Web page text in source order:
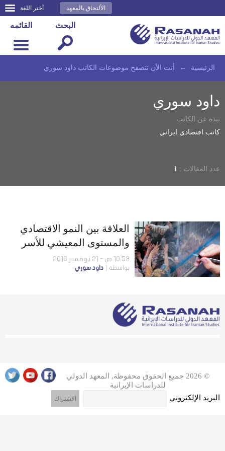
أختر اللغة الألتحاق بالمعهد
القائمه البحث
الرئيسية ← أنت الأن تتصفح موضوعات الكاتب داود سوري
داود سوري
نبذة عن الكاتب
كاتب اقتصادي ايراني
عدد المقالات : 1
العلاقة بين النمو الاقتصادي
والمستوى المعيشي للأسر
الإيرانية
10:53 ص - 21 نوفمبر 2016
بواسطة داود سوري
البريد الإلكتروني
© 2026 جميع الحقوق محفوظة, المعهد الدولي
للدراسات الإيرانية